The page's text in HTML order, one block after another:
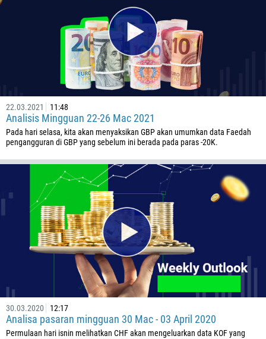
22.03.2021 11:48
Analisis Mingguan 22-26 Mac 2021
Pada hari selasa, kita akan menyaksikan GBP akan umumkan data Faedah
pengangguran di GBP yang sebelum ini berada pada paras -20K.
30.03.2020 12:17
Analisa pasaran mingguan 30 Mac - 03 April 2020
Permulaan hari isnin melihatkan CHF akan mengeluarkan data KOF yang
237
238
1345
236
235
56
86
61
269
242
243
225
385